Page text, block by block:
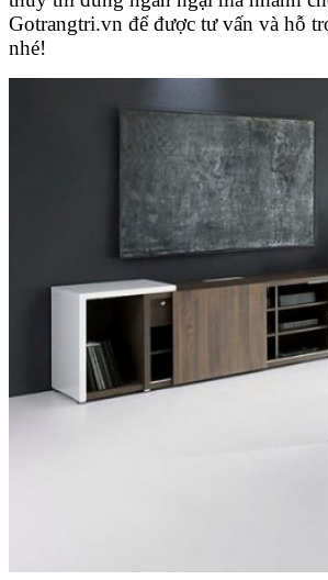
Gotrangtri.vn để được tư vấn và hỗ
nhé!